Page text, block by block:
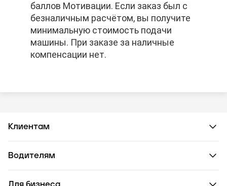
баллов Мотивации. Если заказ был с
безналичным расчётом, вы получите
минимальную стоимость подачи
машины. При заказе за наличные
компенсации нет.
баллов Мотивации. Если заказ был с
безналичным расчётом, вы получите
минимальную стоимость подачи
машины. При заказе за наличные
компенсации нет.
баллов Мотивации. Если заказ был с
безналичным расчётом, вы получите
минимальную стоимость подачи
машины. При заказе за наличные
компенсации нет.
Клиентам
Водителям